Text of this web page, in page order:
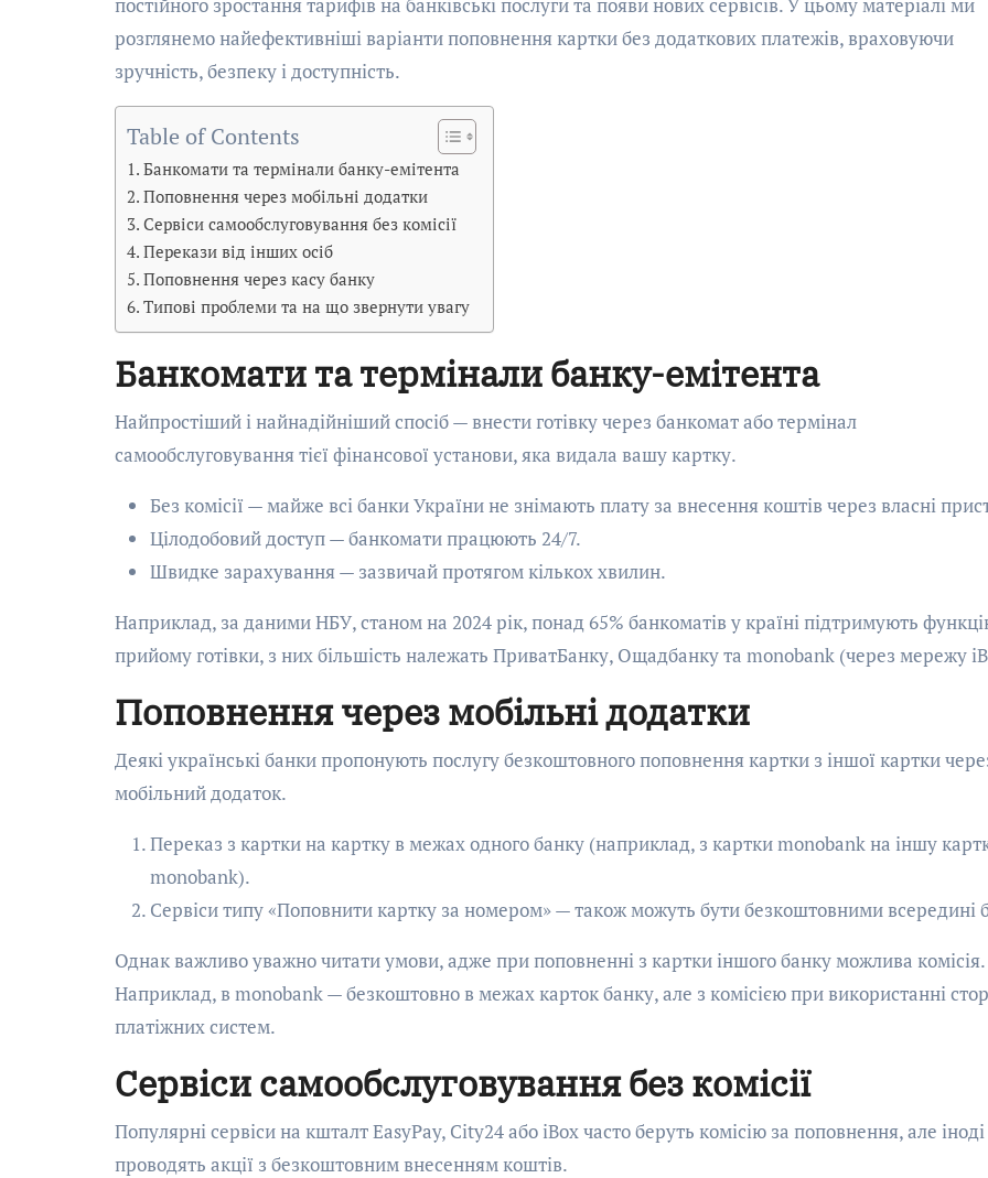
розглянемо найефективніші варіанти поповнення картки без додаткових платежів, враховуючи
зручність, безпеку і доступність.
Table of Contents
Банкомати та термінали банку-емітента
Поповнення через мобільні додатки
Сервіси самообслуговування без комісії
Перекази від інших осіб
Поповнення через касу банку
Типові проблеми та на що звернути увагу
Банкомати та термінали банку-емітента
Найпростіший і найнадійніший спосіб — внести готівку через банкомат або термінал
самообслуговування тієї фінансової установи, яка видала вашу картку.
Без комісії — майже всі банки України не знімають плату за внесення коштів через власні
Цілодобовий доступ — банкомати працюють 24/7.
Швидке зарахування — зазвичай протягом кількох хвилин.
Наприклад, за даними НБУ, станом на 2024 рік, понад 65% банкоматів у країні підтримують
прийому готівки, з них більшість належать ПриватБанку, Ощадбанку та monobank (через мережу
Поповнення через мобільні додатки
Деякі українські банки пропонують послугу безкоштовного поповнення картки з іншої картки
мобільний додаток.
Переказ з картки на картку в межах одного банку (наприклад, з картки monobank на іншу
monobank).
Сервіси типу «Поповнити картку за номером» — також можуть бути безкоштовними всередині
Однак важливо уважно читати умови, адже при поповненні з картки іншого банку можлива комісія.
Наприклад, в monobank — безкоштовно в межах карток банку, але з комісією при використанні
платіжних систем.
Сервіси самообслуговування без комісії
Популярні сервіси на кшталт EasyPay, City24 або iBox часто беруть комісію за поповнення, але іноді
проводять акції з безкоштовним внесенням коштів.